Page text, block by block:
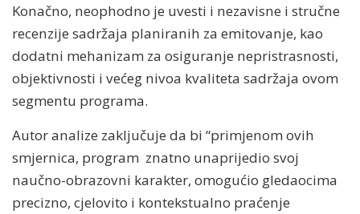
Konačno, neophodno je uvesti i nezavisne i stručne
recenzije sadržaja planiranih za emitovanje, kao
dodatni mehanizam za osiguranje nepristrasnosti,
objektivnosti i većeg nivoa kvaliteta sadržaja ovom
segmentu programa.
Autor analize zaključuje da bi “primjenom ovih
smjernica, program znatno unaprijedio svoj
naučno-obrazovni karakter, omogućio gledaocima
precizno, cjelovito i kontekstualno praćenje